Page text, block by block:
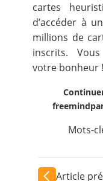
cartes
d’accéder à
millions de
inscrits.
votre bonheur
Mots-
Article